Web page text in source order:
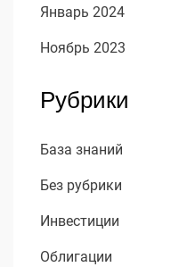
Январь 2024
Ноябрь 2023
Рубрики
База знаний
Без рубрики
Инвестиции
Облигации